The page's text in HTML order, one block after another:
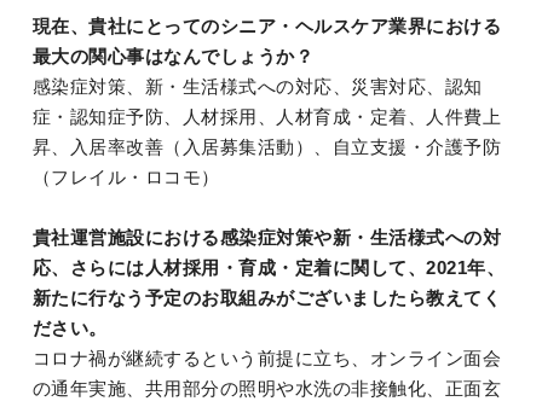
現在、貴社にとってのシニア・ヘルスケア業界における
最大の関心事はなんでしょうか？
感染症対策、新・生活様式への対応、災害対応、認知
症・認知症予防、人材採用、人材育成・定着、人件費上
昇、入居率改善（入居募集活動）、自立支援・介護予防
（フレイル・ロコモ）
貴社運営施設における感染症対策や新・生活様式への対
応、さらには人材採用・育成・定着に関して、2021年、
新たに行なう予定のお取組みがございましたら教えてく
ださい。
コロナ禍が継続するという前提に立ち、オンライン面会
の通年実施、共用部分の照明や水洗の非接触化、正面玄